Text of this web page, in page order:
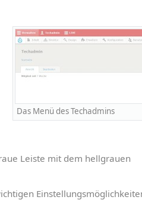
Das Menü des Techadmins
Leiste mit dem hellgrauen